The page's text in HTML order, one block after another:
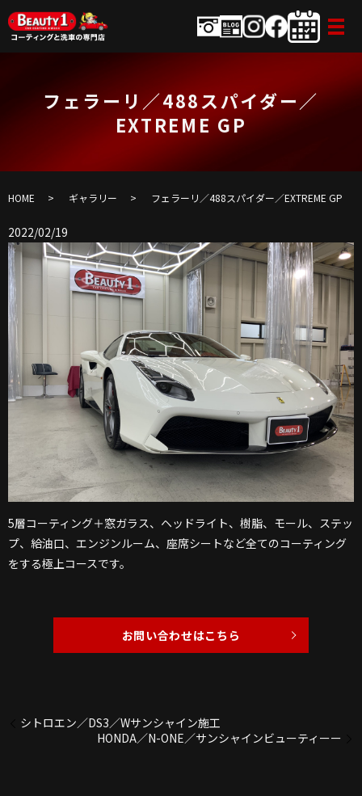
フェラーリ／488スパイダー／
EXTREME GP
HOME ギャラリー フェラーリ／488スパイダー／EXTREME GP
2022/02/19
5層コーティング＋窓ガラス、ヘッドライト、樹脂、モール、ステッ
プ、給油口、エンジンルーム、座席シートなど全てのコーティング
をする極上コースです。
お問い合わせはこちら
シトロエン／DS3／Wサンシャイン施工
HONDA／N-ONE／サンシャインビューティーー